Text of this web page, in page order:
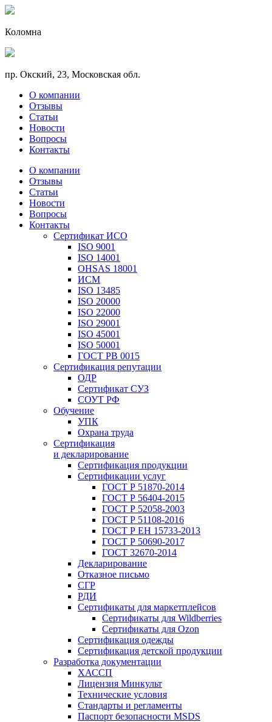
Коломна
пр. Окский, 23, Московская обл.
О компании
Отзывы
Статьи
Новости
Вопросы
Контакты
О компании
Отзывы
Статьи
Новости
Вопросы
Контакты
Сертификат ИСО
ISO 9001
ISO 14001
OHSAS 18001
ИСМ
ISO 13485
ISO 20000
ISO 22000
ISO 29001
ISO 45001
ISO 50001
ГОСТ РВ 0015
Сертификация репутации
ОДР
Сертификат СУЗ
СОУТ РФ
Обучение
УПК
Охрана труда
Сертификация
и декларирование
Сертификация продукции
Сертификации услуг
ГОСТ Р 51870-2014
ГОСТ Р 56404-2015
ГОСТ Р 52058-2003
ГОСТ Р 51108-2016
ГОСТ Р ЕН 15733-2013
ГОСТ Р 50690-2017
ГОСТ 32670-2014
Декларирование
Отказное письмо
СГР
РДИ
Сертификаты для маркетплейсов
Сертификаты для Wildberries
Сертификаты для Ozon
Сертификация одежды
Сертификация детской продукции
Разработка документации
ХАССП
Лицензия Минкульт
Технические условия
Стандарты и регламенты
Паспорт безопасности MSDS